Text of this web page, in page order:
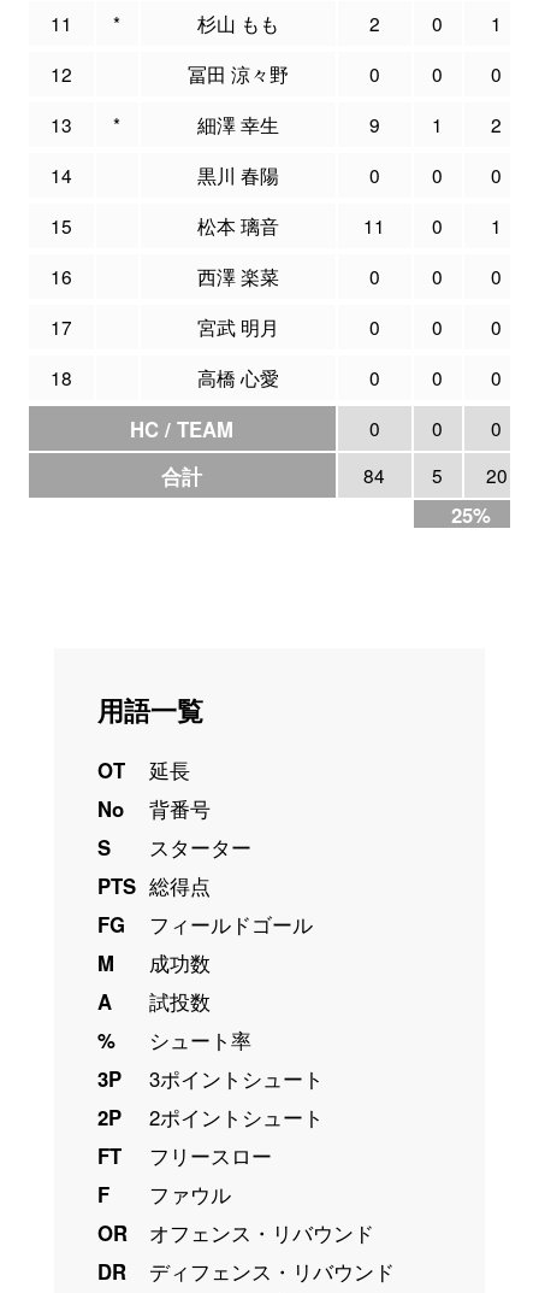
11 * 杉山 もも 2 0
1
12
冨田 涼々野 0 0
0
13
* 細澤 幸生 9 1
2
14
黒川 春陽 0 0
0
15
松本 璃音 11 0
1
16
西澤 楽菜 0 0
0
17
宮武 明月 0 0
0
18
高橋 心愛 0 0 0
HC / TEAM 0 0 0
合計 84 5 20
25%
用語一覧
OT
延長
No
背番号
S
スターター
PTS 総得点
FG
フィールドゴール
M
成功数
A
試投数
%
シュート率
3P
3ポイントシュート
2P
2ポイントシュート
FT
フリースロー
F
ファウル
OR
オフェンス・リバウンド
DR
ディフェンス・リバウンド